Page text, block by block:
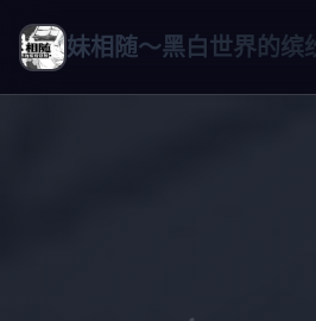
妹相随～黑白世界的缤